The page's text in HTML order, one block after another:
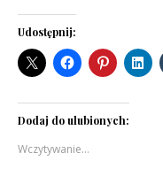
Udostępnij:
Dodaj do ulubionych:
Wczytywanie…